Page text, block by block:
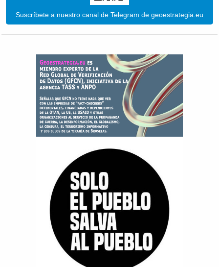
Suscríbete a nuestro canal de Telegram de geoestrategia.eu